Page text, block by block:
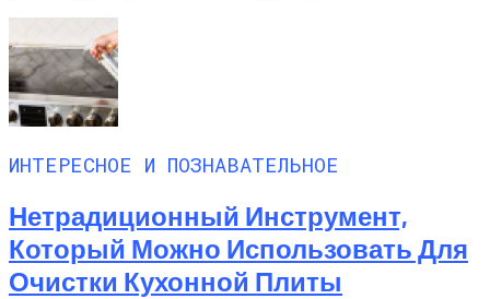
ИНТЕРЕСНОЕ И ПОЗНАВАТЕЛЬНОЕ
Нетрадиционный Инструмент,
Который Можно Использовать Для
Очистки Кухонной Плиты